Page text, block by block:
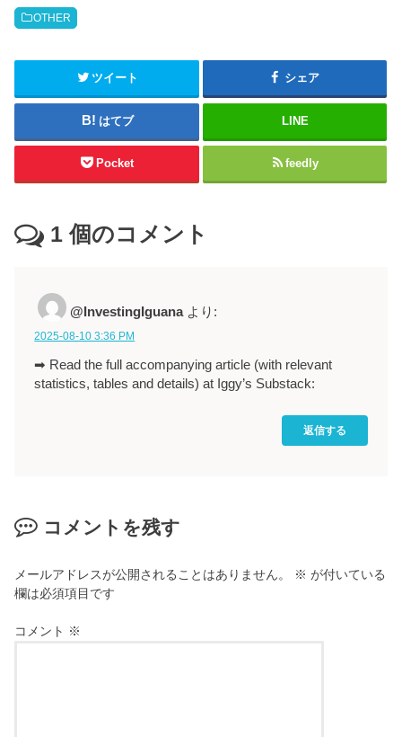
OTHER
ツイート シェア
はてブ LINE
Pocket feedly
1 個のコメント
@InvestingIguana より:
2025-08-10 3:36 PM
➡ Read the full accompanying article (with relevant
statistics, tables and details) at Iggy’s Substack:
返信する
コメントを残す
メールアドレスが公開されることはありません。 ※ が付いている
欄は必須項目です
コメント ※